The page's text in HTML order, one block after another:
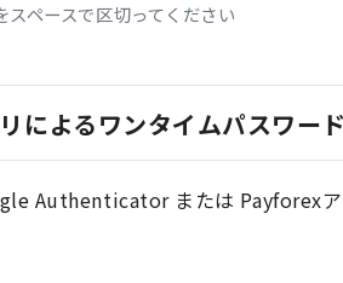
ペースで区切ってください
によるワンタイムパスワー
Authenticator または Payforex